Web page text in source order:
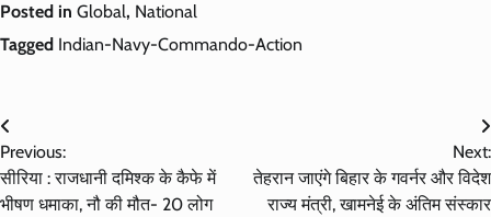
Posted in Global, National
Tagged Indian-Navy-Commando-Action
Post
navigation
Previous:
सीरिया : राजधानी दमिश्क के कैफे में
भीषण धमाका, नौ की मौत- 20 लोग
Next:
तेहरान जाएंगे बिहार के गवर्नर और विदेश
राज्य मंत्री, खामनेई के अंतिम संस्कार